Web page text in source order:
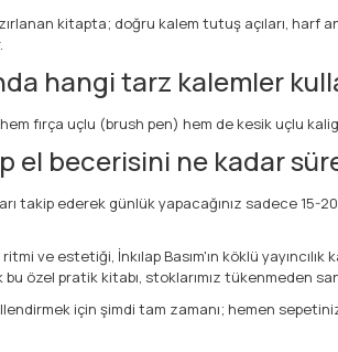
kitapta; doğru kalem tutuş açıları,
hangi tarz kalemler
hem fırça uçlu (brush pen) hem de kesik uçlu
el becerisini ne kadar
takip ederek günlük yapacağınız sadece
ritmi ve estetiği, İnkılap Basım'ın köklü
özel pratik kitabı, stoklarımız tükenmeden
için şimdi tam zamanı; hemen